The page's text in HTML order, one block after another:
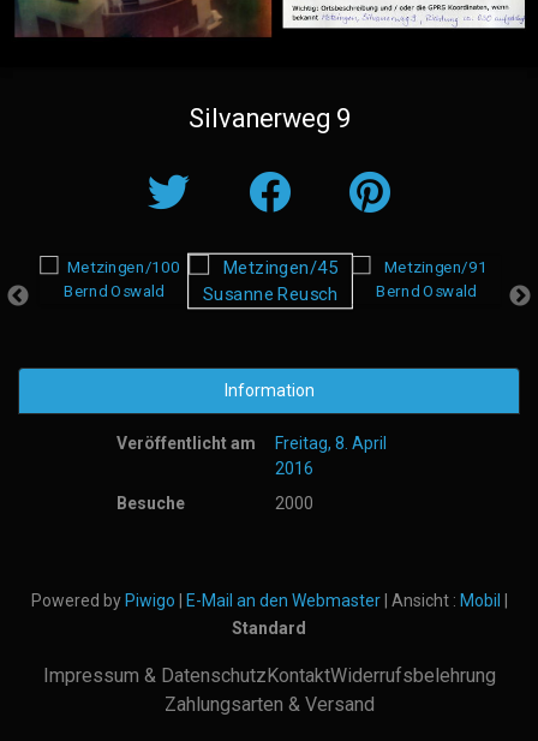
Silvanerweg 9
Information
Veröffentlicht am
Freitag, 8. April
2016
Besuche
2000
Powered by Piwigo E-Mail an den Webmaster| Ansicht : Mobil
Standard
Impressum & Datenschutz KontaktWiderrufsbelehrung
Zahlungsarten & Versand